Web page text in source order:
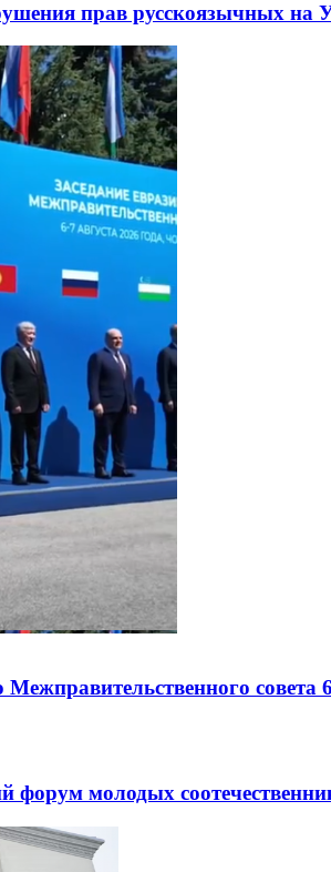
прав русскоязычных на
совета
форум молодых